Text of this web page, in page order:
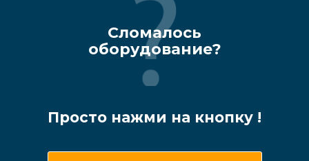
Сломалось
оборудование?
Просто нажми на кнопку !